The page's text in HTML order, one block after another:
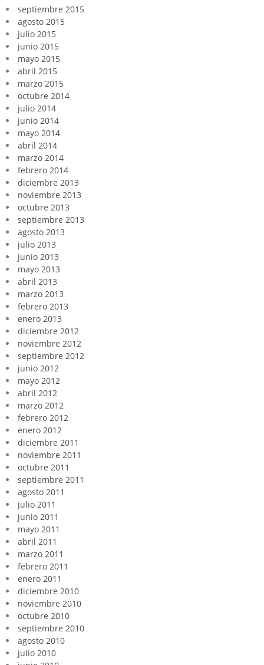
septiembre 2015
agosto 2015
julio 2015
junio 2015
mayo 2015
abril 2015
marzo 2015
octubre 2014
julio 2014
junio 2014
mayo 2014
abril 2014
marzo 2014
febrero 2014
diciembre 2013
noviembre 2013
octubre 2013
septiembre 2013
agosto 2013
julio 2013
junio 2013
mayo 2013
abril 2013
marzo 2013
febrero 2013
enero 2013
diciembre 2012
noviembre 2012
septiembre 2012
junio 2012
mayo 2012
abril 2012
marzo 2012
febrero 2012
enero 2012
diciembre 2011
noviembre 2011
octubre 2011
septiembre 2011
agosto 2011
julio 2011
junio 2011
mayo 2011
abril 2011
marzo 2011
febrero 2011
enero 2011
diciembre 2010
noviembre 2010
octubre 2010
septiembre 2010
agosto 2010
julio 2010